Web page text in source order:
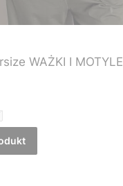
WAŻKI I MOTYLE